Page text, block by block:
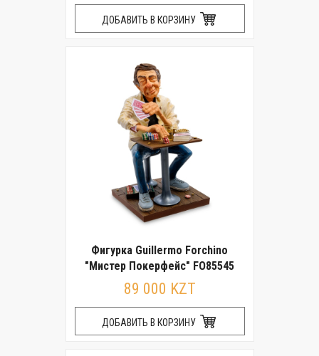
ДОБАВИТЬ В КОРЗИНУ
Фигурка Guillermo Forchino
"Мистер Покерфейс" FO85545
89 000 KZT
ДОБАВИТЬ В КОРЗИНУ